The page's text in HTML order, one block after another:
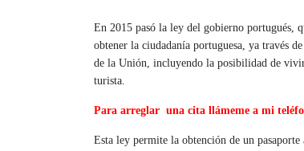
En 2015 pasó la ley del gobierno portugués,
obtener la ciudadanía portuguesa, ya través
de la Unión, incluyendo la posibilidad de
turista.
Para arreglar una cita llámeme a mi
Esta ley permite la obtención de un